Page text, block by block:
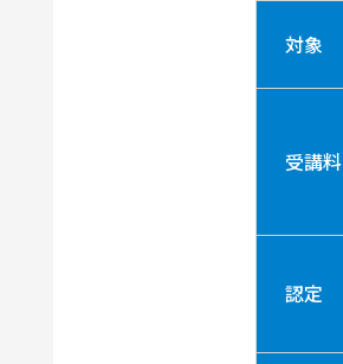
対象
受講料
認定